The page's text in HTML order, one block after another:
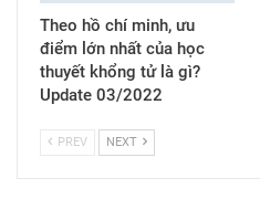
Theo hồ chí minh, ưu
điểm lớn nhất của học
thuyết khổng tử là gì?
Update 03/2022
PREV NEXT